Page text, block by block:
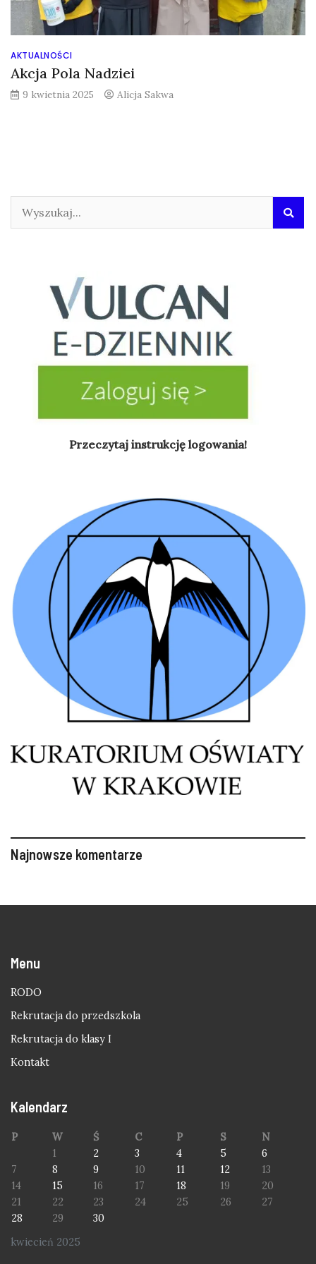
AKTUALNOŚCI
Akcja Pola Nadziei
9 kwietnia 2025 Alicja Sakwa
Przeczytaj instrukcję logowania!
Najnowsze komentarze
Menu
RODO
Rekrutacja do przedszkola
Rekrutacja do klasy I
Kontakt
Kalendarz
kwiecień 2025
P W Ś C P S
N
1
2 3 4 5
6
7
8 9 10 11 12
13
14
15 16 17 18 19
20
21
22 23 24 25 26
27
28
29 30